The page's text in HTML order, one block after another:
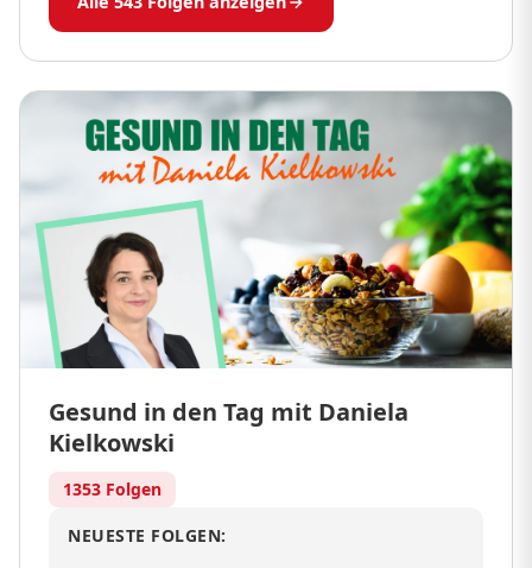
Gesund in den Tag mit Daniela
Kielkowski
1353 Folgen
NEUESTE FOLGEN: